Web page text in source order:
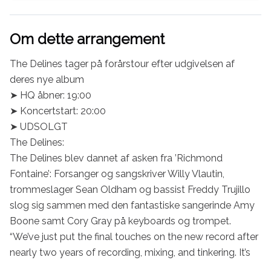
Om dette arrangement
The Delines tager på forårstour efter udgivelsen af
deres nye album
➤ HQ åbner: 19:00
➤ Koncertstart: 20:00
➤ UDSOLGT
The Delines:
The Delines blev dannet af asken fra ’Richmond
Fontaine’: Forsanger og sangskriver Willy Vlautin,
trommeslager Sean Oldham og bassist Freddy Trujillo
slog sig sammen med den fantastiske sangerinde Amy
Boone samt Cory Gray på keyboards og trompet.
“We’ve just put the final touches on the new record after
nearly two years of recording, mixing, and tinkering. It’s